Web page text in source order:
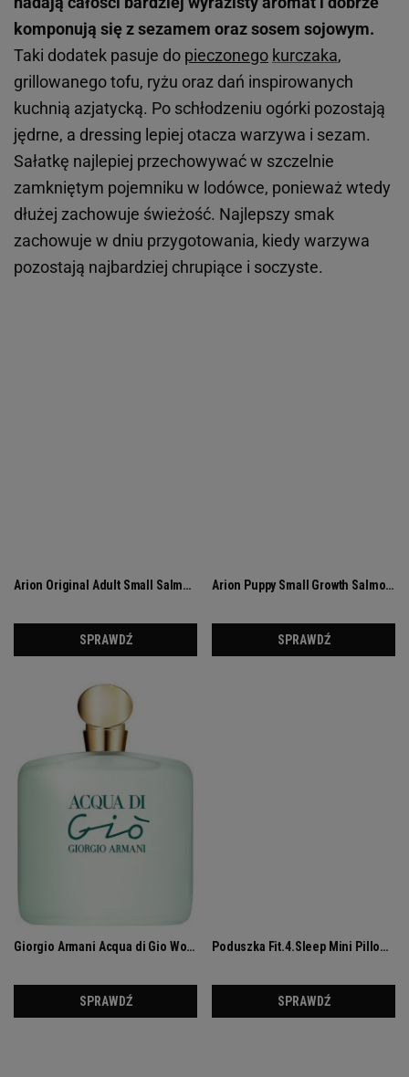
komponują się z sezamem oraz sosem sojowym.
Taki dodatek pasuje do pieczonego kurczaka,
grillowanego tofu, ryżu oraz dań inspirowanych
kuchnią azjatycką. Po schłodzeniu ogórki pozostają
jędrne, a dressing lepiej otacza warzywa i sezam.
Sałatkę najlepiej przechowywać w szczelnie
zamkniętym pojemniku w lodówce, ponieważ wtedy
dłużej zachowuje świeżość. Najlepszy smak
zachowuje w dniu przygotowania, kiedy warzywa
pozostają najbardziej chrupiące i soczyste.